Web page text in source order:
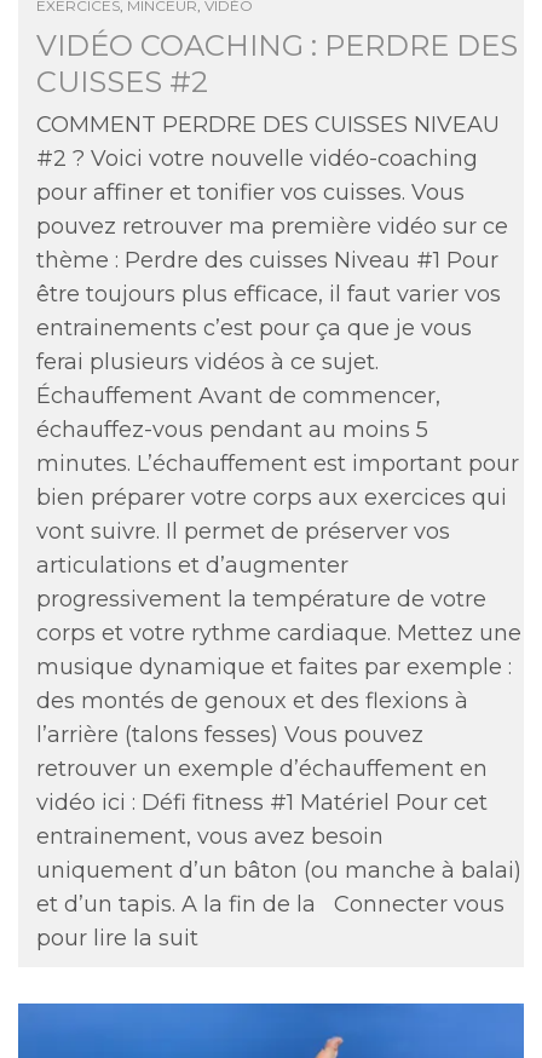
EXERCICES, MINCEUR, VIDÉO
VIDÉO COACHING : PERDRE DES
CUISSES #2
COMMENT PERDRE DES CUISSES NIVEAU
#2 ? Voici votre nouvelle vidéo-coaching
pour affiner et tonifier vos cuisses. Vous
pouvez retrouver ma première vidéo sur ce
thème : Perdre des cuisses Niveau #1 Pour
être toujours plus efficace, il faut varier vos
entrainements c’est pour ça que je vous
ferai plusieurs vidéos à ce sujet.
Échauffement Avant de commencer,
échauffez-vous pendant au moins 5
minutes. L’échauffement est important pour
bien préparer votre corps aux exercices qui
vont suivre. Il permet de préserver vos
articulations et d’augmenter
progressivement la température de votre
corps et votre rythme cardiaque. Mettez une
musique dynamique et faites par exemple :
des montés de genoux et des flexions à
l’arrière (talons fesses) Vous pouvez
retrouver un exemple d’échauffement en
vidéo ici : Défi fitness #1 Matériel Pour cet
entrainement, vous avez besoin
uniquement d’un bâton (ou manche à balai)
et d’un tapis. A la fin de la
Connecter vous
pour lire la suit